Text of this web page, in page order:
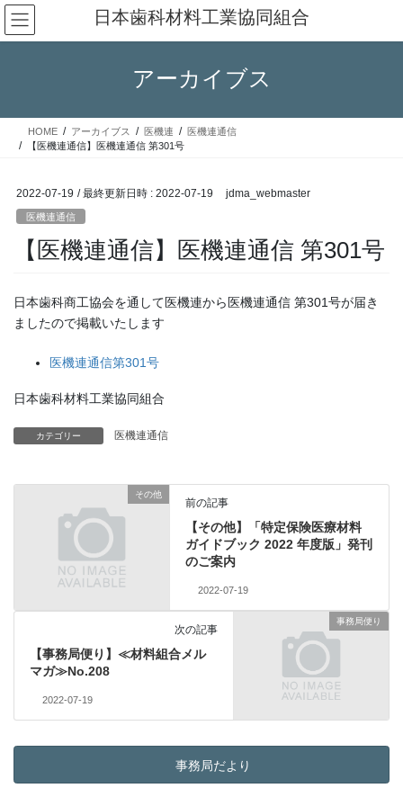
コ
ン
テ
ス
ナ
ビ
ゲ
ン
日本歯科材料工業協同組合
アーカイブス
HOME アーカイブス 医機連
医機連通信
【医機連通信】医機連通信 第301号
2022-07-19 / 最終更新日時 : 2022-07-19 jdma_webmaster
医機連通信
【医機連通信】医機連通信 第301号
日本歯科商工協会を通して医機連から医機連通信 第301号が届き
ましたので掲載いたします
医機連通信第301号
日本歯科材料工業協同組合
カテゴリー 医機連通信
その他
前の記事
【その他】「特定保険医療材料
ガイドブック 2022 年度版」発刊
のご案内
2022-07-19
事務局便り
次の記事
【事務局便り】≪材料組合メル
マガ≫No.208
2022-07-19
事務局だより